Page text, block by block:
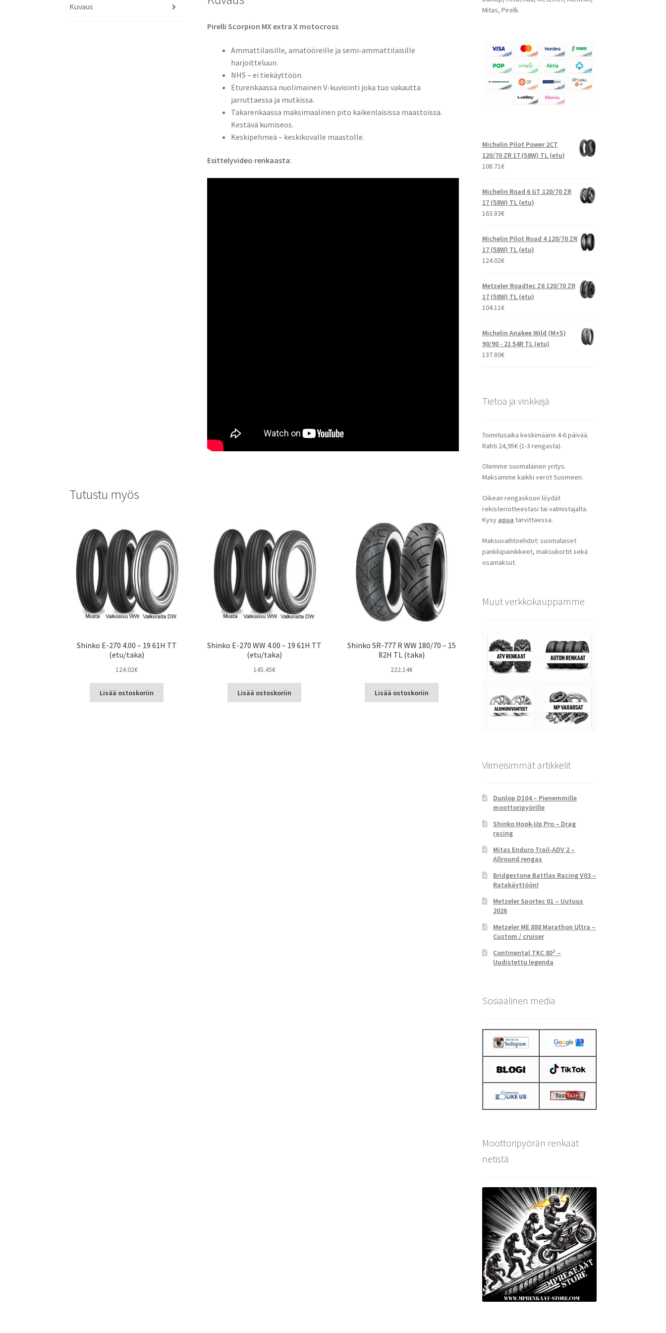
Kuvaus
Pirelli Scorpion MX extra X motocross
Ammattilaisille, amatööreille ja semi-ammattilaisille
harjoitteluun.
NHS – ei tiekäyttöön.
Eturenkaassa nuolimainen V-kuviointi joka tuo vakautta
jarruttaessa ja mutkissa.
Takarenkaassa maksimaalinen pito kaikenlaisissa maastoissa.
Kestävä kumiseos.
Keskipehmeä – keskikovalle maastolle.
Esittelyvideo renkaasta:
Tutustu myös
Shinko E-270 4.00 – 19 61H TT
(etu/taka)
124.02€
Lisää ostoskoriin
Shinko E-270 WW 4.00 – 19 61H TT
(etu/taka)
145.45€
Lisää ostoskoriin
Shinko SR-777 R WW 180/70 – 15
82H TL (taka)
222.14€
Lisää ostoskoriin
Mitas, Pirelli.
Michelin Pilot Power 2CT
120/70 ZR 17 (58W) TL (etu)
108.71€
Michelin Road 6 GT 120/70 ZR
17 (58W) TL (etu)
163.83€
Michelin Pilot Road 4 120/70 ZR
17 (58W) TL (etu)
124.02€
Metzeler Roadtec Z6 120/70 ZR
17 (58W) TL (etu)
104.11€
Michelin Anakee Wild (M+S)
90/90 - 21 54R TL (etu)
137.80€
Tietoa ja vinkkejä
Toimitusaika keskimäärin 4-6 päivää.
Rahti 24,95€ (1-3 rengasta).
Olemme suomalainen yritys.
Maksamme kaikki verot Suomeen.
Oikean rengaskoon löydät
rekisteriotteestasi tai valmistajalta.
Kysy apua tarvittaessa.
Maksuvaihtoehdot: suomalaiset
pankkipainikkeet, maksukortit sekä
osamaksut.
Muut verkkokauppamme
Viimeisimmät artikkelit
Dunlop D104 – Pienemmille
moottoripyörille
Shinko Hook-Up Pro – Drag
racing
Mitas Enduro Trail-ADV 2 –
Allround rengas
Bridgestone Battlax Racing V03 –
Ratakäyttöön!
Metzeler Sportec 01 – Uutuus
2026
Metzeler ME 888 Marathon Ultra –
Custom / cruiser
Continental TKC 80² –
Uudistettu legenda
Sosiaalinen media
Moottoripyörän renkaat
netistä